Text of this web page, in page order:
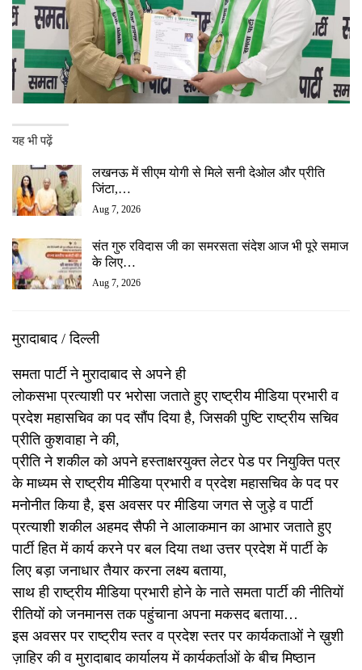
यह भी पढ़ें
लखनऊ में सीएम योगी से मिले सनी देओल और प्रीति
जिंटा,…
Aug 7, 2026
संत गुरु रविदास जी का समरसता संदेश आज भी पूरे समाज
के लिए…
Aug 7, 2026
मुरादाबाद / दिल्ली
समता पार्टी ने मुरादाबाद से अपने ही
लोकसभा प्रत्याशी पर भरोसा जताते हुए राष्ट्रीय मीडिया प्रभारी व
प्रदेश महासचिव का पद सौंप दिया है, जिसकी पुष्टि राष्ट्रीय सचिव
प्रीति कुशवाहा ने की,
प्रीति ने शकील को अपने हस्ताक्षरयुक्त लेटर पेड पर नियुक्ति पत्र
के माध्यम से राष्ट्रीय मीडिया प्रभारी व प्रदेश महासचिव के पद पर
मनोनीत किया है, इस अवसर पर मीडिया जगत से जुड़े व पार्टी
प्रत्याशी शकील अहमद सैफी ने आलाकमान का आभार जताते हुए
पार्टी हित में कार्य करने पर बल दिया तथा उत्तर प्रदेश में पार्टी के
लिए बड़ा जनाधार तैयार करना लक्ष्य बताया,
साथ ही राष्ट्रीय मीडिया प्रभारी होने के नाते समता पार्टी की नीतियों
रीतियों को जनमानस तक पहुंचाना अपना मकसद बताया…
इस अवसर पर राष्ट्रीय स्तर व प्रदेश स्तर पर कार्यकताओं ने ख़ुशी
ज़ाहिर की व मुरादाबाद कार्यालय में कार्यकर्ताओं के बीच मिष्ठान